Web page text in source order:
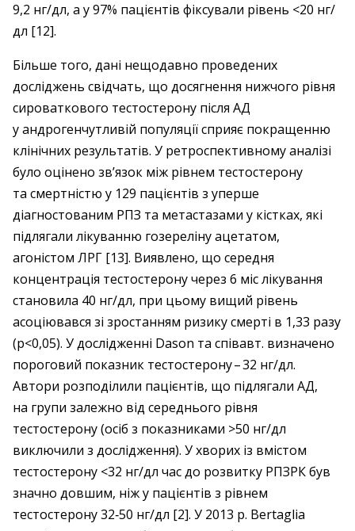
9,2 нг/дл, а у 97% пацієнтів фіксували рівень <20 нг/
дл [12].
Більше того, дані нещодавно проведених
досліджень свідчать, що досягнення нижчого рівня
сироваткового тестостерону після АД
у андрогенчутливій популяції сприяє покращенню
клінічних результатів. У ретроспективному аналізі
було оцінено зв’язок між рівнем тестостерону
та смертністю у 129 пацієнтів з уперше
діагностованим РПЗ та метастазами у кістках, які
підлягали лікуванню гозереліну ацетатом,
агоністом ЛРГ [13]. Виявлено, що середня
концентрація тестостерону через 6 міс лікування
становила 40 нг/дл, при цьому вищий рівень
асоціювався зі зростанням ризику смерті в 1,33 разу
(p<0,05). У дослідженні Dason та співавт. визначено
пороговий показник тестостерону – ​32 нг/дл.
Автори розподілили пацієнтів, що підлягали АД,
на групи залежно від середнього рівня
тестостерону (осіб з показниками >50 нг/дл
виключили з дослідження). У хворих із вмістом
тестостерону <32 нг/дл час до розвитку РПЗРК був
значно довшим, ніж у пацієнтів з рівнем
тестостерону 32‑50 нг/дл [2]. У 2013 р. Bertaglia